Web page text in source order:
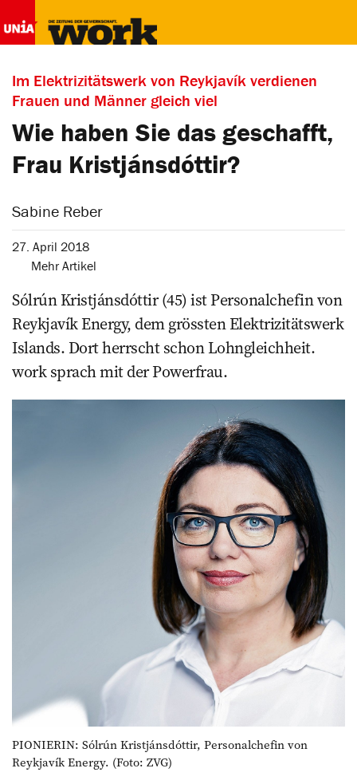
Im Elektrizitätswerk von Reykjavík verdienen
Frauen und Männer gleich viel
Wie haben Sie das geschafft,
Frau Kristjánsdóttir?
Sabine Reber
27. April 2018
Mehr Artikel
Sólrún Kristjánsdóttir (45) ist Personalchefin von
Reykjavík Energy, dem grössten Elektrizitätswerk
Islands. Dort herrscht schon Lohngleichheit.
work sprach mit der Powerfrau.
PIONIERIN: Sólrún Kristjánsdóttir, Personalchefin von
Reykjavík Energy. (Foto: ZVG)